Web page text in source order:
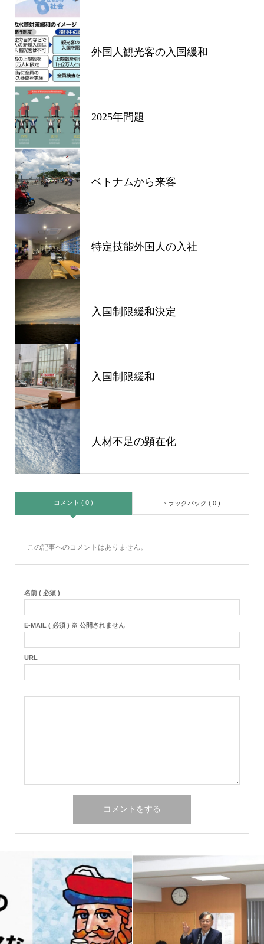
外国人観光客の入国緩和
2025年問題
ベトナムから来客
特定技能外国人の入社
入国制限緩和決定
入国制限緩和
人材不足の顕在化
コメント ( 0 ) トラックバック ( 0 )
この記事へのコメントはありません。
名前 ( 必須 )
E-MAIL ( 必須 ) ※ 公開されません
URL